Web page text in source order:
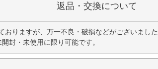
返品・交換について
おりますが、万一不良・破損などがございまし
封・未使用に限り可能です。